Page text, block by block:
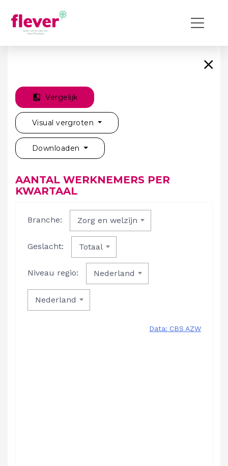
Vergelijk
Visual vergroten
Downloaden
AANTAL WERKNEMERS PER
KWARTAAL